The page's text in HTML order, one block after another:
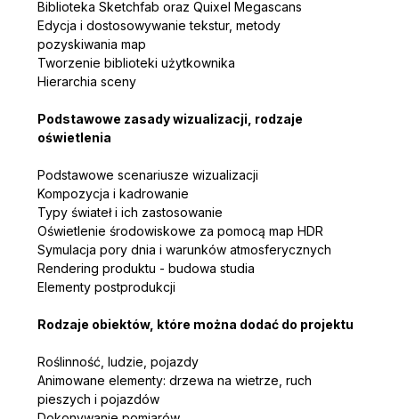
Biblioteka Sketchfab oraz Quixel Megascans
Edycja i dostosowywanie tekstur, metody
pozyskiwania map
Tworzenie biblioteki użytkownika
Hierarchia sceny
Podstawowe zasady wizualizacji, rodzaje
oświetlenia
Podstawowe scenariusze wizualizacji
Kompozycja i kadrowanie
Typy świateł i ich zastosowanie
Oświetlenie środowiskowe za pomocą map HDR
Symulacja pory dnia i warunków atmosferycznych
Rendering produktu - budowa studia
Elementy postprodukcji
Rodzaje obiektów, które można dodać do projektu
Roślinność, ludzie, pojazdy
Animowane elementy: drzewa na wietrze, ruch
pieszych i pojazdów